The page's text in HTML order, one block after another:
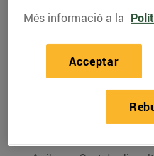
Per Sant
i dolçor!
13/d’abril/2022
Pa, pastissos, llibres,
trobaràs tot el que
Més informació a la
Acceptar